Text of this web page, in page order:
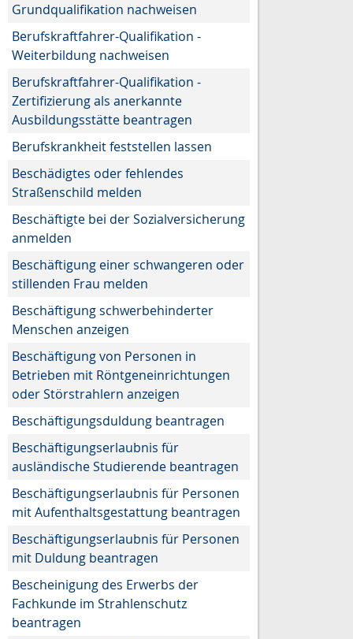
Grundqualifikation nachweisen
Berufskraftfahrer-Qualifikation -
Weiterbildung nachweisen
Berufskraftfahrer-Qualifikation -
Zertifizierung als anerkannte
Ausbildungsstätte beantragen
Berufskrankheit feststellen lassen
Beschädigtes oder fehlendes
Straßenschild melden
Beschäftigte bei der Sozialversicherung
anmelden
Beschäftigung einer schwangeren oder
stillenden Frau melden
Beschäftigung schwerbehinderter
Menschen anzeigen
Beschäftigung von Personen in
Betrieben mit Röntgeneinrichtungen
oder Störstrahlern anzeigen
Beschäftigungsduldung beantragen
Beschäftigungserlaubnis für
ausländische Studierende beantragen
Beschäftigungserlaubnis für Personen
mit Aufenthaltsgestattung beantragen
Beschäftigungserlaubnis für Personen
mit Duldung beantragen
Bescheinigung des Erwerbs der
Fachkunde im Strahlenschutz
beantragen